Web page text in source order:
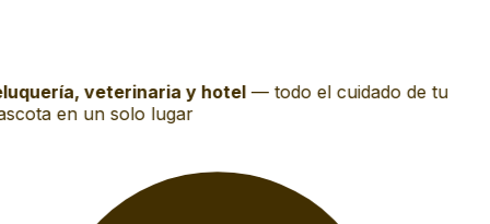
veterinaria y hotel— todo el cuidado de tu
en un solo lugar